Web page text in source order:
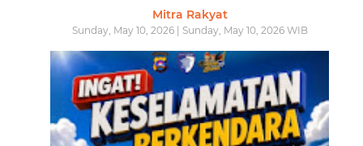
Mitra Rakyat
Sunday, May 10, 2026 | Sunday, May 10, 2026 WIB